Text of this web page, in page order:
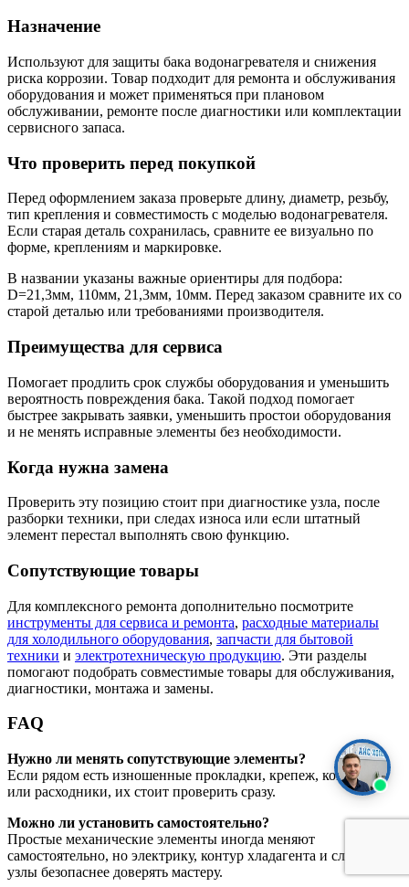
Назначение
Используют для защиты бака водонагревателя и снижения
риска коррозии. Товар подходит для ремонта и обслуживания
оборудования и может применяться при плановом
обслуживании, ремонте после диагностики или комплектации
сервисного запаса.
Что проверить перед покупкой
Перед оформлением заказа проверьте длину, диаметр, резьбу,
тип крепления и совместимость с моделью водонагревателя.
Если старая деталь сохранилась, сравните ее визуально по
форме, креплениям и маркировке.
В названии указаны важные ориентиры для подбора:
D=21,3мм, 110мм, 21,3мм, 10мм. Перед заказом сравните их со
старой деталью или требованиями производителя.
Преимущества для сервиса
Помогает продлить срок службы оборудования и уменьшить
вероятность повреждения бака. Такой подход помогает
быстрее закрывать заявки, уменьшить простои оборудования
и не менять исправные элементы без необходимости.
Когда нужна замена
Проверить эту позицию стоит при диагностике узла, после
разборки техники, при следах износа или если штатный
элемент перестал выполнять свою функцию.
Сопутствующие товары
Для комплексного ремонта дополнительно посмотрите
инструменты для сервиса и ремонта, расходные материалы
для холодильного оборудования, запчасти для бытовой
техники и электротехническую продукцию. Эти разделы
помогают подобрать совместимые товары для обслуживания,
диагностики, монтажа и замены.
FAQ
Нужно ли менять сопутствующие элементы?
Если рядом есть изношенные прокладки, крепеж, контакты
или расходники, их стоит проверить сразу.
Можно ли установить самостоятельно?
Простые механические элементы иногда меняют
самостоятельно, но электрику, контур хладагента и сложные
узлы безопаснее доверять мастеру.